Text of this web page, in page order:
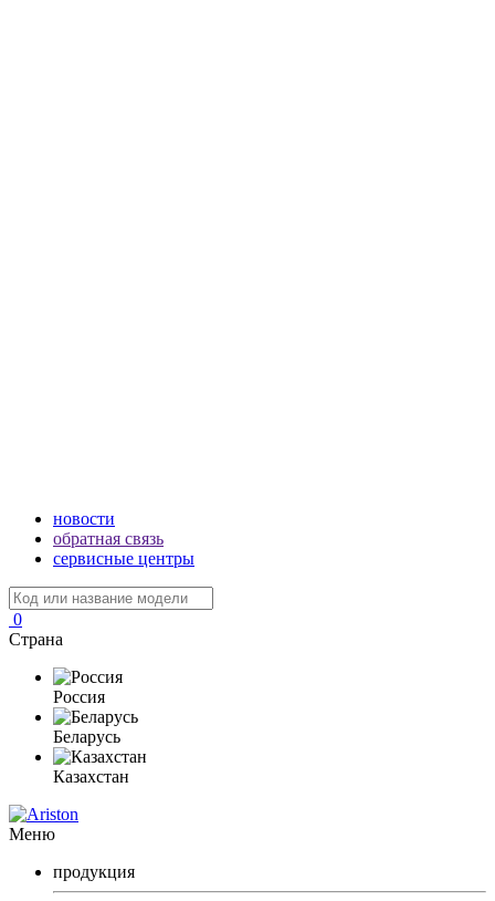
новости
обратная связь
сервисные центры
0
Страна
Россия
Беларусь
Казахстан
Меню
продукция